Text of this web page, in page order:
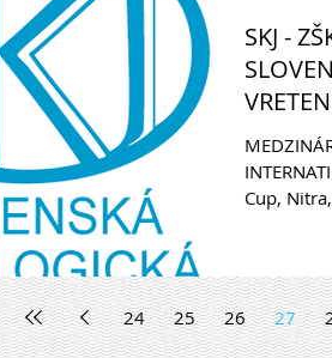
SKJ -
Cup,
24 25 26 27